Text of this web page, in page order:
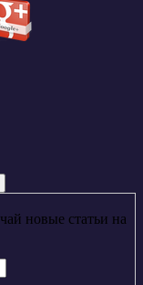
новые статьи на